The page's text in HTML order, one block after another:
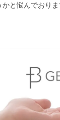
かと悩んでおり